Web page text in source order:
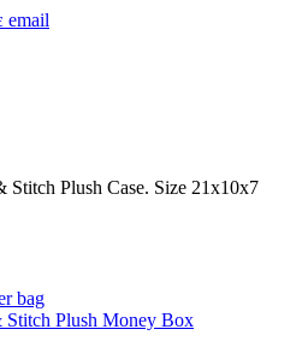
email
Stitch Plush Case. Size 21x10x7
bag
Plush Money Box